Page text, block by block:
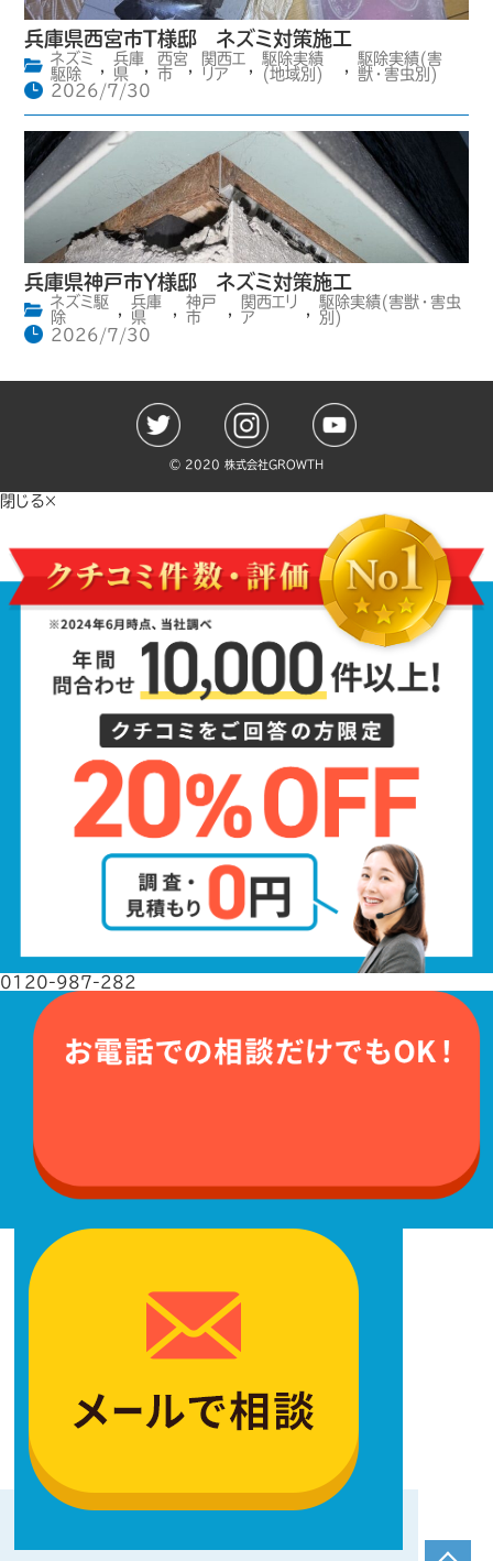
兵庫県西宮市T様邸 ネズミ対策施工
ネズミ
駆除
兵庫
県
,
西宮
市
関西エ
リア
駆除実績
(地域別)
駆除実績(害
獣・害虫別)
2026/7/30
兵庫県神戸市Y様邸 ネズミ対策施工
ネズミ駆
除
,
兵庫
県
,
神戸
市
,
関西エリ
ア
,
駆除実績(害獣・害虫
別)
2026/7/30
©️ 2020 株式会社GROWTH
閉じる×
0120-987-282